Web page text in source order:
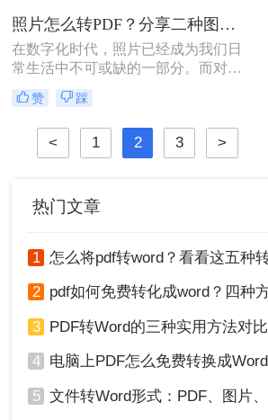
务。
照片怎么转PDF？分享二种图片转PDF工具！
在数字化时代，照片已经成为我们日
常生活中不可或缺的一部分。而对于
一些重要的照片，我们可能希望将它
们转换为PDF格式，以便更好地管理
和存储。那么照片怎么转PDF呢？本
文将为您介绍几种照片转PDF的方
法，帮助您轻松实现这一目标。
赞 踩
< 1 2 3 >
热门文章
1 怎么将pdf转word？看看这五种
2 pdf如何免费转化成word？四种方法对比与实操
3 PDF转Word的三种实用方法对比：可编辑、保
4 电脑上PDF怎么免费转换成Word？四种方法对比与实操
5 文件转Word形式：PDF、图片、扫描件3种